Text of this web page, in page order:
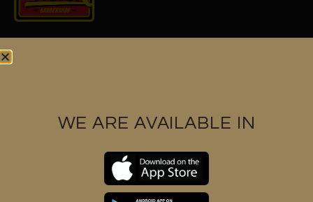
Contact us
WE ARE AVAILABLE IN